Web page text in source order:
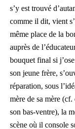
s’y est trouvé
comme il dit, vient
même place de la
auprès de
bouquet final si
son jeune frère,
réparation, sous
mère de sa mère (cf.
son bas-ventre), la
scène où il console